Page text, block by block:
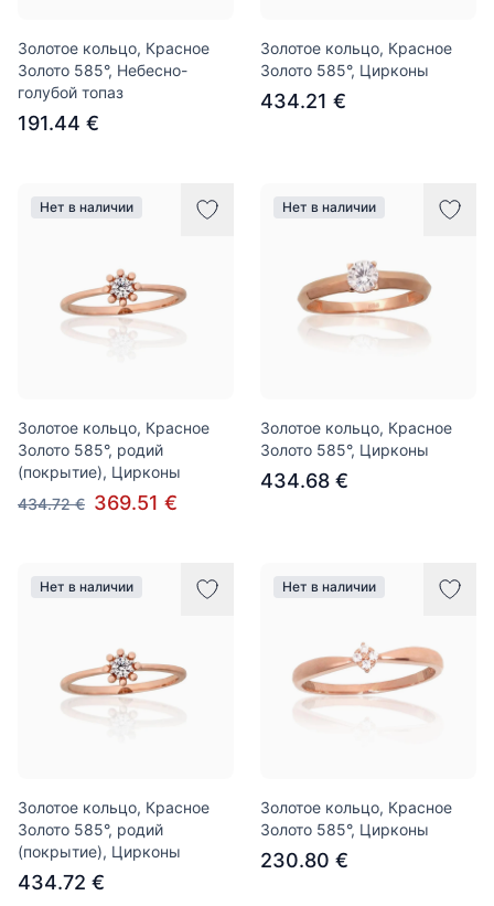
Золотое кольцо, Красное
Золото 585°, Небесно-
голубой топаз
191.44 €
Золотое кольцо, Красное
Золото 585°, Цирконы
434.21 €
Нет в наличии
Золотое кольцо, Красное
Золото 585°, родий
(покрытие), Цирконы
434.72 € 369.51 €
Нет в наличии
Золотое кольцо, Красное
Золото 585°, Цирконы
434.68 €
Нет в наличии
Золотое кольцо, Красное
Золото 585°, родий
(покрытие), Цирконы
434.72 €
Нет в наличии
Золотое кольцо, Красное
Золото 585°, Цирконы
230.80 €